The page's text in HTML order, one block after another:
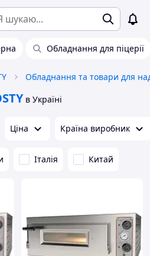
Обладнання для піцерії
в Україні
Ціна Країна виробник
Італія Китай